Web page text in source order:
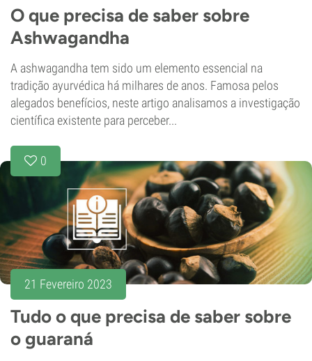
O que precisa de saber sobre
Ashwagandha
A ashwagandha tem sido um elemento essencial na
tradição ayurvédica há milhares de anos. Famosa pelos
alegados benefícios, neste artigo analisamos a investigação
científica existente para perceber...
0
21 Fevereiro 2023
Tudo o que precisa de saber sobre
o guaraná